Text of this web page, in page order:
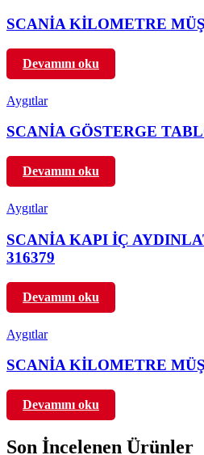
SCANİA KİLOMETRE
Devamını oku
Aygıtlar
SCANİA GÖSTERGE
Devamını oku
Aygıtlar
SCANİA KAPI İÇ
316379
Devamını oku
Aygıtlar
SCANİA KİLOMETRE
Devamını oku
Son İncelenen Ürünler